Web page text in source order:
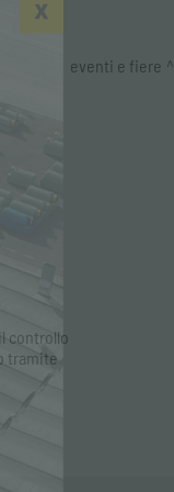
eventi e fiere
controllo
tramite